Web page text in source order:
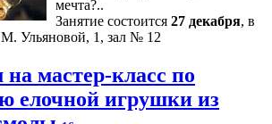
мечта?..
Занятие состоится 27 декабря, в
М. Ульяновой, 1, зал № 12
мастер-класс по
елочной игрушки из